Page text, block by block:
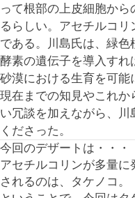
って根部の上皮細胞か
るらしい。アセチルコ
である。川島氏は、緑
酵素の遺伝子を導入すれ
砂漠における生育を可能
現在までの知見やこれか
い冗談を加えながら、
くださった。
今回のデザートは・・・
アセチルコリンが多量に
されるのは、タケノコ。